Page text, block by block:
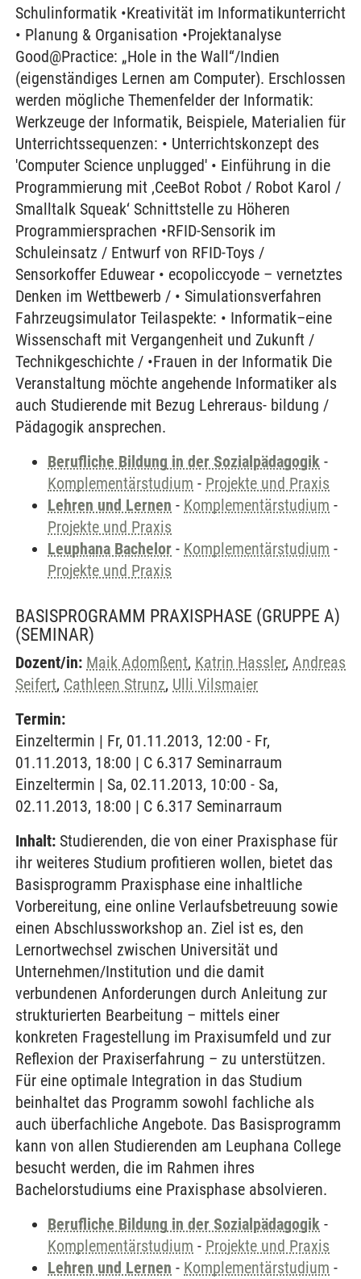
Schulinformatik •Kreativität im Informatikunterricht
• Planung & Organisation •Projektanalyse
Good@Practice: „Hole in the Wall“/Indien
(eigenständiges Lernen am Computer). Erschlossen
werden mögliche Themenfelder der Informatik:
Werkzeuge der Informatik, Beispiele, Materialien für
Unterrichtssequenzen: • Unterrichtskonzept des
'Computer Science unplugged' • Einführung in die
Programmierung mit ‚CeeBot Robot / Robot Karol /
Smalltalk Squeak‘ Schnittstelle zu Höheren
Programmiersprachen •RFID-Sensorik im
Schuleinsatz / Entwurf von RFID-Toys /
Sensorkoffer Eduwear • ecopoliccyode – vernetztes
Denken im Wettbewerb / • Simulationsverfahren
Fahrzeugsimulator Teilaspekte: • Informatik–eine
Wissenschaft mit Vergangenheit und Zukunft /
Technikgeschichte / •Frauen in der Informatik Die
Veranstaltung möchte angehende Informatiker als
auch Studierende mit Bezug Lehreraus- bildung /
Pädagogik ansprechen.
Berufliche Bildung in der Sozialpädagogik -
Komplementärstudium - Projekte und Praxis
Lehren und Lernen - Komplementärstudium -
Projekte und Praxis
Leuphana Bachelor - Komplementärstudium -
Projekte und Praxis
BASISPROGRAMM PRAXISPHASE (GRUPPE A)
(SEMINAR)
Dozent/in: Maik Adomßent, Katrin Hassler, Andreas
Seifert, Cathleen Strunz, Ulli Vilsmaier
Termin:
Einzeltermin | Fr, 01.11.2013, 12:00 - Fr,
01.11.2013, 18:00 | C 6.317 Seminarraum
Einzeltermin | Sa, 02.11.2013, 10:00 - Sa,
02.11.2013, 18:00 | C 6.317 Seminarraum
Inhalt: Studierenden, die von einer Praxisphase für
ihr weiteres Studium profitieren wollen, bietet das
Basisprogramm Praxisphase eine inhaltliche
Vorbereitung, eine online Verlaufsbetreuung sowie
einen Abschlussworkshop an. Ziel ist es, den
Lernortwechsel zwischen Universität und
Unternehmen/Institution und die damit
verbundenen Anforderungen durch Anleitung zur
strukturierten Bearbeitung – mittels einer
konkreten Fragestellung im Praxisumfeld und zur
Reflexion der Praxiserfahrung – zu unterstützen.
Für eine optimale Integration in das Studium
beinhaltet das Programm sowohl fachliche als
auch überfachliche Angebote. Das Basisprogramm
kann von allen Studierenden am Leuphana College
besucht werden, die im Rahmen ihres
Bachelorstudiums eine Praxisphase absolvieren.
Berufliche Bildung in der Sozialpädagogik -
Komplementärstudium - Projekte und Praxis
Lehren und Lernen - Komplementärstudium -